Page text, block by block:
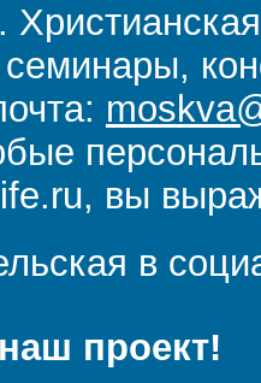
вы
в
проект!